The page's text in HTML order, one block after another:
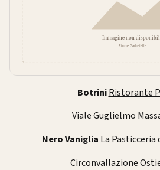
BotriniRistorante
Viale Guglielmo
Nero Vaniglia La
Circonvallazione